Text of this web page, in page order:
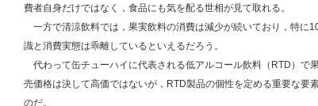
費者自身だけではなく，食品にも気を配る世相が見て取れる。
一方で清涼飲料では，果実飲料の消費は減少が続いており，特に
識と消費実態は乖離しているといえるだろう。
代わって缶チューハイに代表される低アルコール飲料（RTD）で
売価格は決して高価ではないが，RTD製品の個性を定める重要な要
のだ。